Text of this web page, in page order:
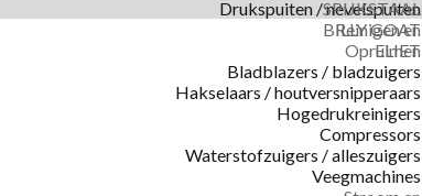
Drukspuiten / nevelspuiten
Reinigen en
Opruimen
Bladblazers / bladzuigers
Hakselaars / houtversnipperaars
Hogedrukreinigers
Compressors
Waterstofzuigers / alleszuigers
Veegmachines
SPIJKSTAAL
BILLY GOAT
ELIET